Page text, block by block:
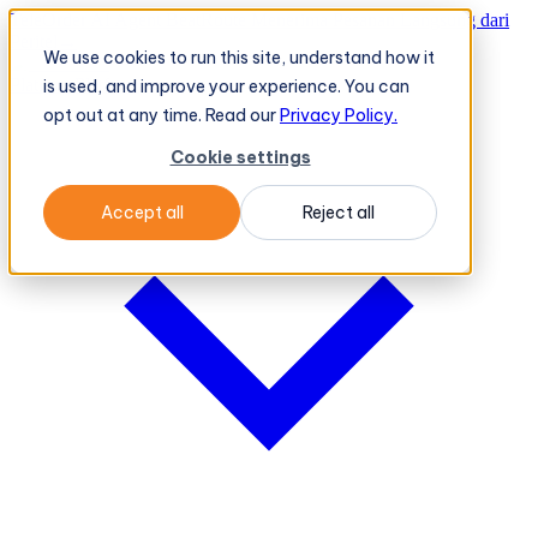
We use cookies to run this site, understand how it
is used, and improve your experience. You can
opt out at any time. Read ourPrivacy Policy.
Cookie settings
Accept all Reject all
TeleOrder AI Agent BeatRoute Menerima Pesanan Langsung dari
PlatformPlatform